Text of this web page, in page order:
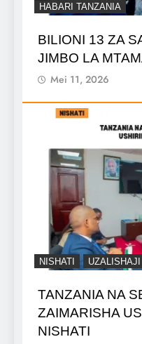
HABARI TANZANIA
BILIONI 13 ZA
JIMBO LA
Mei 11, 2026
NISHATI UZALISHAJI
TANZANIA NA
ZAIMARISHA
NISHATI